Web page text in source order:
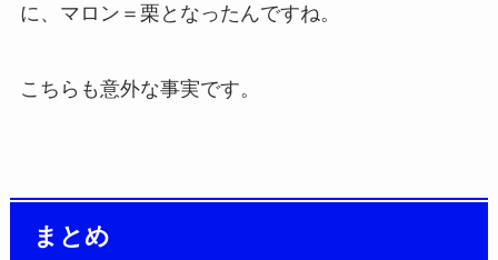
に、マロン＝栗となったんですね。
こちらも意外な事実です。
まとめ